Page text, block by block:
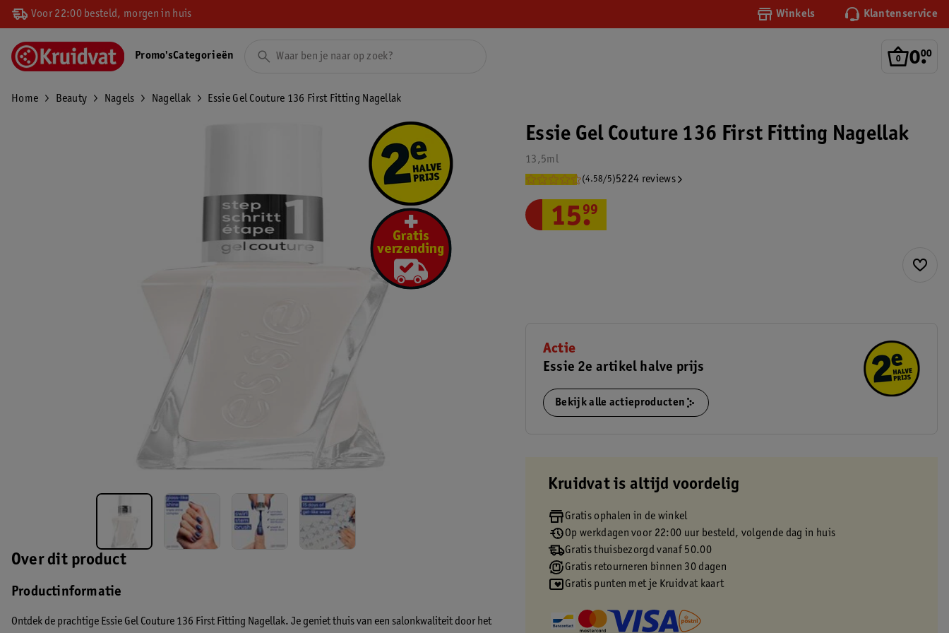
Voor 22:00 besteld, morgen in huis Winkels Klantenservice
0.
00
Promo'sCategorieën
Home Beauty Nagels Nagellak Essie Gel Couture 136 First Fitting Nagellak
Over dit product
Productinformatie
Ontdek de prachtige Essie Gel Couture 136 First Fitting Nagellak. Je geniet thuis van een salonkwaliteit door het
Essie Gel Couture 136 First Fitting Nagellak
13,5ml
(4.58/5)5224 reviews
15.
99
Actie
Essie 2e artikel halve prijs
Bekijk alle actieproducten
Kruidvat is altijd voordelig
Gratis ophalen in de winkel
Op werkdagen voor 22:00 uur besteld, volgende dag in huis
Gratis thuisbezorgd vanaf 50.00
Gratis retourneren binnen 30 dagen
Gratis punten met je Kruidvat kaart